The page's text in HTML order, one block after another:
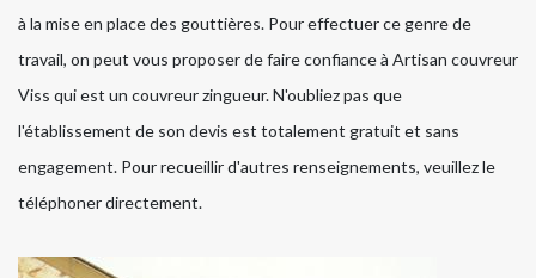
à la mise en place des gouttières. Pour effectuer ce genre de
travail, on peut vous proposer de faire confiance à Artisan couvreur
Viss qui est un couvreur zingueur. N'oubliez pas que
l'établissement de son devis est totalement gratuit et sans
engagement. Pour recueillir d'autres renseignements, veuillez le
téléphoner directement.